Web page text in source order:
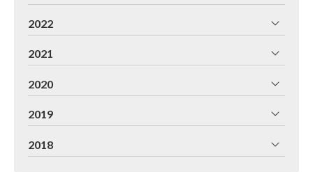
2022
2021
2020
2019
2018